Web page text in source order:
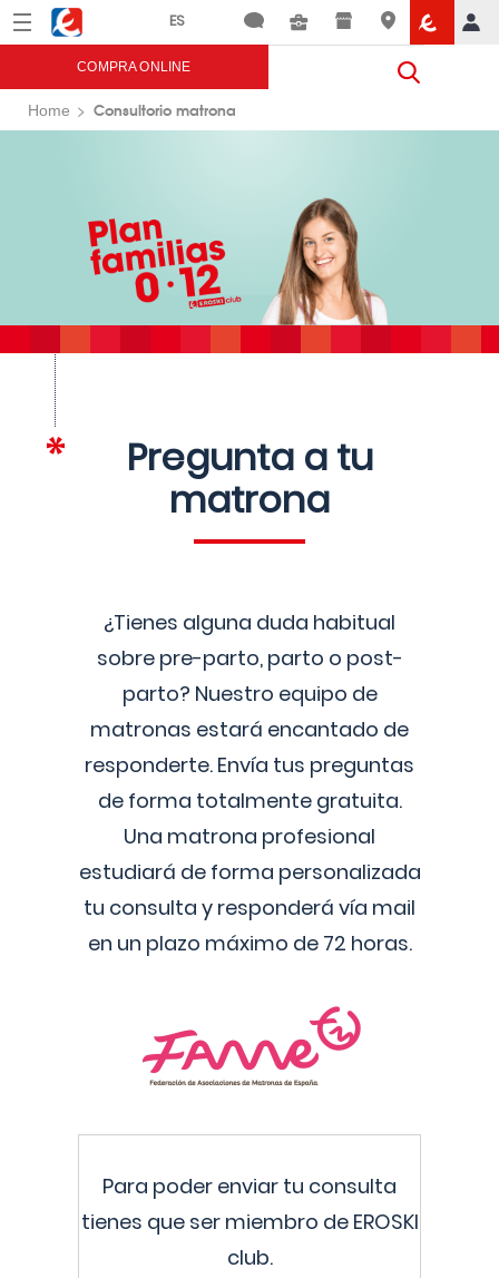
Menú Eroski
COMPRA ONLINE
Home Consultorio matrona
Pregunta a tu
matrona
¿Tienes alguna duda habitual
sobre pre-parto, parto o post-
parto? Nuestro equipo de
matronas estará encantado de
responderte. Envía tus preguntas
de forma totalmente gratuita.
Una matrona profesional
estudiará de forma personalizada
tu consulta y responderá vía mail
en un plazo máximo de 72 horas.
Para poder enviar tu consulta
tienes que ser miembro de EROSKI
club.